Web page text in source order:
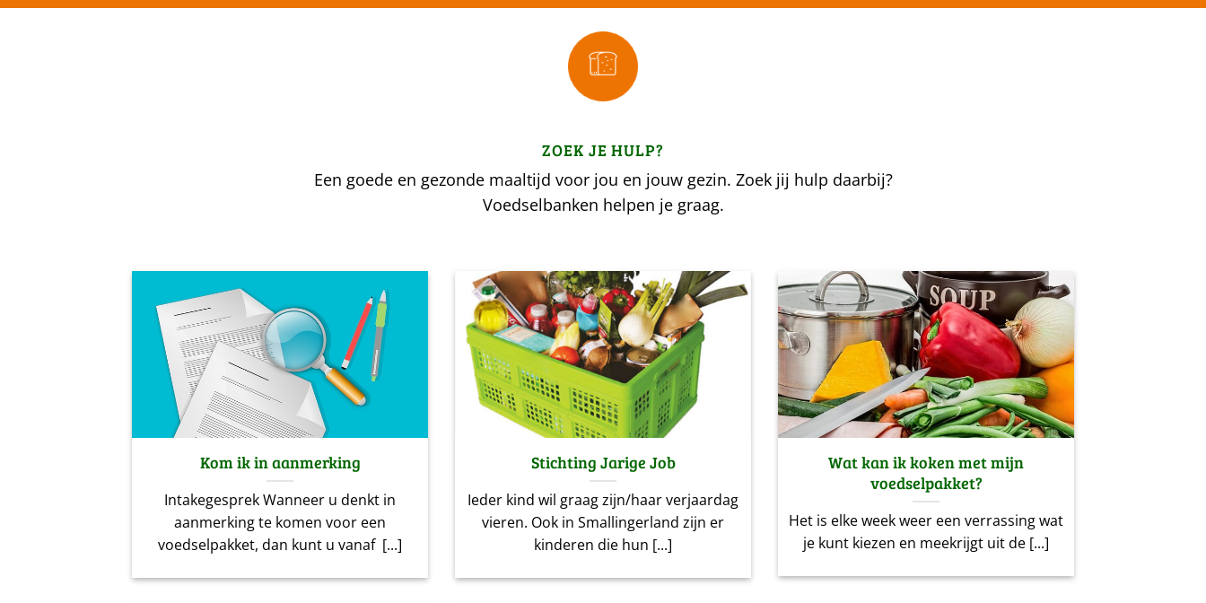
ZOEK JE HULP?
Een goede en gezonde maaltijd voor jou en jouw gezin. Zoek jij hulp daarbij?
Voedselbanken helpen je graag.
Kom ik in aanmerking
Intakegesprek Wanneer u denkt in
aanmerking te komen voor een
voedselpakket, dan kunt u vanaf [...]
Stichting Jarige Job
Ieder kind wil graag zijn/haar verjaardag
vieren. Ook in Smallingerland zijn er
kinderen die hun [...]
Wat kan ik koken met mijn
voedselpakket?
Het is elke week weer een verrassing wat
je kunt kiezen en meekrijgt uit de [...]